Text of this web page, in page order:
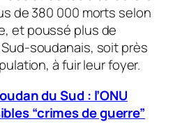
de 380 000 morts selon
et poussé plus de
soudanais, soit près
à fuir leur foyer.
du Sud : l’ONU
“crimes de guerre”